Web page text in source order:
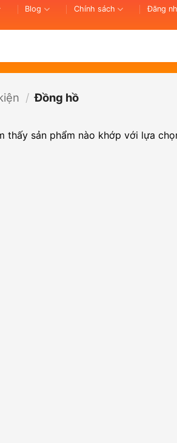
Blog Chính sách Đăng
/ Đồng hồ
thấy sản phẩm nào khớp với lựa